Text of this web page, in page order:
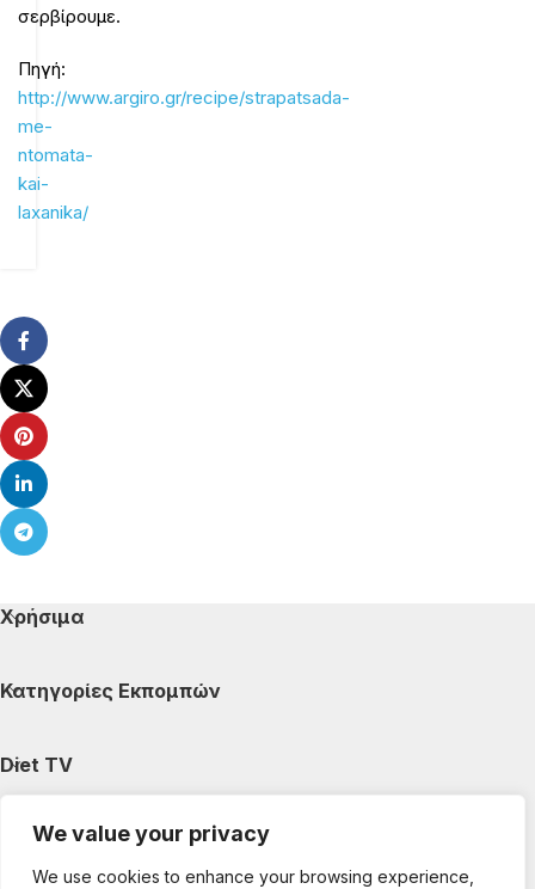
We value your privacy
We use cookies to enhance your browsing experience,
σερβίρουμε.
Πηγή:
http://www.argiro.gr/recipe/strapatsada-
me-
ntomata-
kai-
laxanika/
Χρήσιμα
Κατηγορίες Εκπομπών
Diet TV
Κατηγορίες Άρθρων